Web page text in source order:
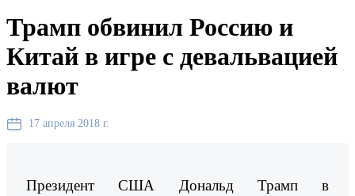
Трамп обвинил Россию и
Китай в игре с девальвацией
валют
17 апреля 2018 г.
Президент США Дональд Трамп в